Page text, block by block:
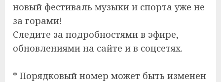
новый фестиваль музыки и спорта уже не
за горами!
Следите за подробностями в эфире,
обновлениями на сайте и в соцсетях.
* Порядковый номер может быть изменен